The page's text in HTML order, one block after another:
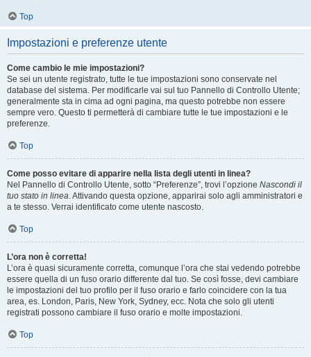
Top
Impostazioni e preferenze utente
Come cambio le mie impostazioni?
Se sei un utente registrato, tutte le tue impostazioni sono conservate nel
database del sistema. Per modificarle vai sul tuo Pannello di Controllo Utente;
generalmente sta in cima ad ogni pagina, ma questo potrebbe non essere
sempre vero. Questo ti permetterà di cambiare tutte le tue impostazioni e le
preferenze.
Top
Come posso evitare di apparire nella lista degli utenti in linea?
Nel Pannello di Controllo Utente, sotto “Preferenze”, trovi l’opzione Nascondi il
tuo stato in linea. Attivando questa opzione, apparirai solo agli amministratori e
a te stesso. Verrai identificato come utente nascosto.
Top
L’ora non è corretta!
L’ora è quasi sicuramente corretta, comunque l’ora che stai vedendo potrebbe
essere quella di un fuso orario differente dal tuo. Se così fosse, devi cambiare
le impostazioni del tuo profilo per il fuso orario e farlo coincidere con la tua
area, es. London, Paris, New York, Sydney, ecc. Nota che solo gli utenti
registrati possono cambiare il fuso orario e molte impostazioni.
Top